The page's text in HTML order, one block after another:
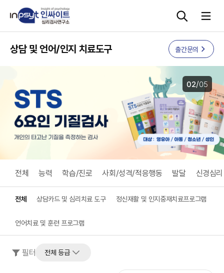
본문으로 바로가기
상담도구
교육 워크숍
상담 및 언어/인지 치료도구 출간문의
02/05
전체 능력 학습/진로 사회/성격/적응행동 발달 신경심리
전체 상담카드 및 심리치료 도구 정신재활 및 인지중재치료프로그램
언어치료 및 훈련 프로그램
필터 전체 등급